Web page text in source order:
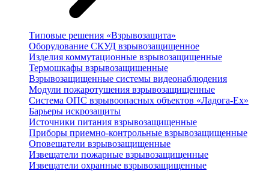
Типовые решения «Взрывозащита»
Оборудование СКУД взрывозащищенное
Изделия коммутационные взрывозащищенные
Термошкафы взрывозащищенные
Взрывозащищенные системы видеонаблюдения
Модули пожаротушения взрывозащищенные
Система ОПС взрывоопасных объектов «Ладога-Ex»
Барьеры искрозащиты
Источники питания взрывозащищенные
Приборы приемно-контрольные взрывозащищенные
Оповещатели взрывозащищенные
Извещатели пожарные взрывозащищенные
Извещатели охранные взрывозащищенные